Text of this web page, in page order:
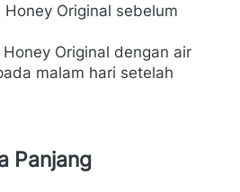
Original sebelum
Original dengan air
malam hari setelah
Panjang